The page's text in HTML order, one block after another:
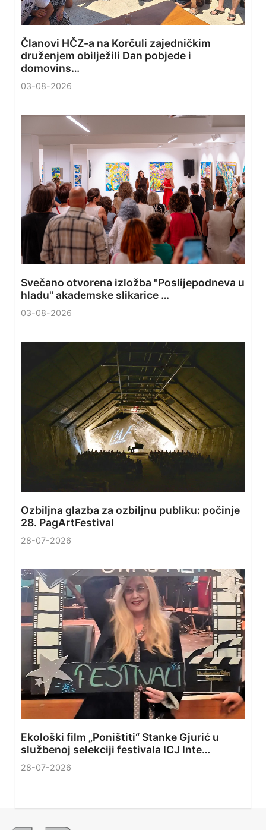
Članovi HČZ-a na Korčuli zajedničkim
druženjem obilježili Dan pobjede i
domovins…
03-08-2026
Svečano otvorena izložba "Poslijepodneva u
hladu" akademske slikarice …
03-08-2026
Ozbiljna glazba za ozbiljnu publiku: počinje
28. PagArtFestival
28-07-2026
Ekološki film „Poništiti“ Stanke Gjurić u
službenoj selekciji festivala ICJ Inte…
28-07-2026